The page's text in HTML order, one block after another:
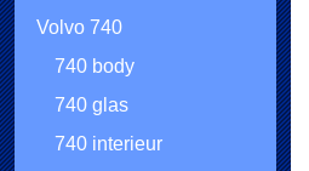
Volvo 740
740 body
740 glas
740 interieur